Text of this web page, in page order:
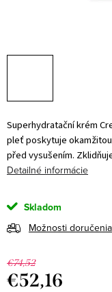
Superhydratační krém
pleť poskytuje
před vysušením.
Detailné informácie
Skladom
Možnosti doručenia
€74,52
€52,16